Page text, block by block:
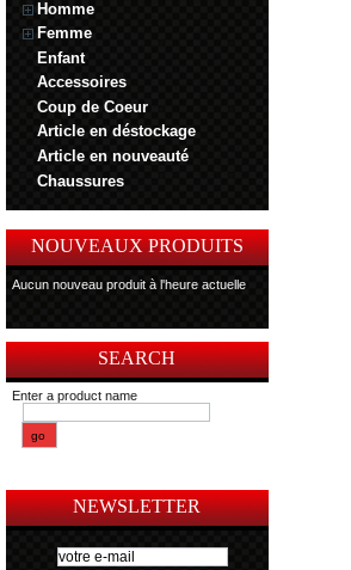
Homme
Femme
Enfant
Accessoires
Coup de Coeur
Article en déstockage
Article en nouveauté
Chaussures
NOUVEAUX PRODUITS
Aucun nouveau produit à l'heure actuelle
SEARCH
Enter a product name
NEWSLETTER